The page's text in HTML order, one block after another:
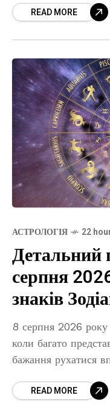
Astrology.com.
READ MORE
АСТРОЛОГІЯ 22
Детальний
серпня
знаків
8 серпня 2026 року
коли багато
бажання рухатися
День добре
READ MORE